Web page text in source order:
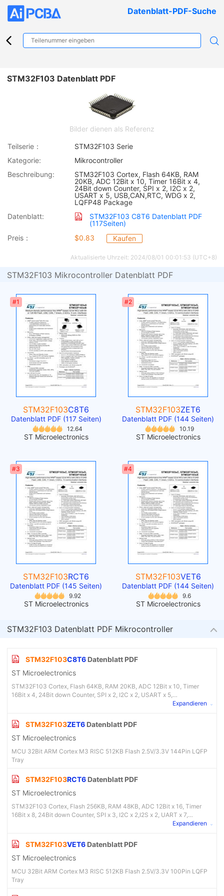
Datenblatt-PDF-Suche
STM32F103 Datenblatt PDF
Bilder dienen als Referenz
Teilserie：
STM32F103 Serie
Kategorie:
Mikrocontroller
Beschreibung:
STM32F103 Cortex, Flash 64KB, RAM
20KB, ADC 12Bit x 10, Timer 16Bit x 4,
24Bit down Counter, SPI x 2, I2C x 2,
USART x 5, USB,CAN,RTC, WDG x 2,
LQFP48 Package
Datenblatt:
STM32F103 C8T6 Datenblatt PDF
(117Seiten)
Preis：
$0.83 Kaufen
Aktualisierte Uhrzeit: 2024/08/01 00:01:53 (UTC+8)
STM32F103 Mikrocontroller Datenblatt PDF
#1
STM32F103C8T6
Datenblatt PDF (117 Seiten)
12.64
ST Microelectronics
#2
STM32F103ZET6
Datenblatt PDF (144 Seiten)
10.19
ST Microelectronics
#3
STM32F103RCT6
Datenblatt PDF (145 Seiten)
9.92
ST Microelectronics
#4
STM32F103VET6
Datenblatt PDF (144 Seiten)
9.6
ST Microelectronics
STM32F103 Datenblatt PDF Mikrocontroller
STM32F103C8T6 Datenblatt PDF
ST Microelectronics
STM32F103 Cortex, Flash 64KB, RAM 20KB, ADC 12Bit x 10, Timer
16Bit x 4, 24Bit down Counter, SPI x 2, I2C x 2, USART x 5,
Expandieren
STM32F103ZET6 Datenblatt PDF
ST Microelectronics
MCU 32Bit ARM Cortex M3 RISC 512KB Flash 2.5V/3.3V 144Pin LQFP
Tray
STM32F103RCT6 Datenblatt PDF
ST Microelectronics
STM32F103 Cortex, Flash 256KB, RAM 48KB, ADC 12Bit x 16, Timer
16Bit x 8, 24Bit down Counter, SPI x 3, I2C x 2,I2S x 2, UART x 7,
Expandieren
STM32F103VET6 Datenblatt PDF
ST Microelectronics
MCU 32Bit ARM Cortex M3 RISC 512KB Flash 2.5V/3.3V 100Pin LQFP
Tray